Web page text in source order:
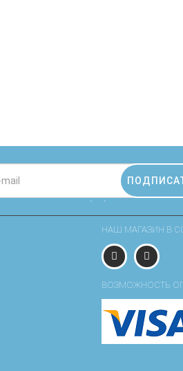
НАШ МАГАЗИН В
ВОЗМОЖНОСТЬ